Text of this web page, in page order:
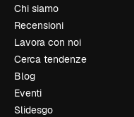
Chi siamo
Recensioni
Lavora con noi
Cerca tendenze
Blog
Eventi
Slidesgo